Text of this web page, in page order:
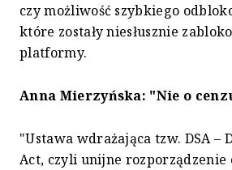
czy możliwość szybkiego
które zostały niesłusznie
platformy.
Anna Mierzyńska: "Nie o
"Ustawa wdrażająca tzw. DSA –
Act, czyli unijne rozporządzenie